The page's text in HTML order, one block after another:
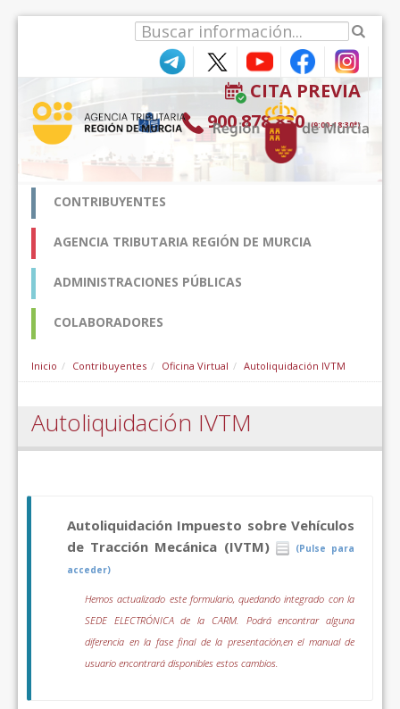
CITA PREVIA
900 878 830 (9:00-18:30*)
CONTRIBUYENTES
AGENCIA TRIBUTARIA REGIÓN DE MURCIA
ADMINISTRACIONES PÚBLICAS
COLABORADORES
Inicio Contribuyentes Oficina Virtual Autoliquidación IVTM
Autoliquidación IVTM
Autoliquidación Impuesto sobre Vehículos
de Tracción Mecánica (IVTM)
(Pulse para
acceder)
Hemos actualizado este formulario, quedando integrado con la
SEDE ELECTRÓNICA de la CARM. Podrá encontrar alguna
diferencia en la fase final de la presentación,en el manual de
usuario encontrará disponibles estos cambios.